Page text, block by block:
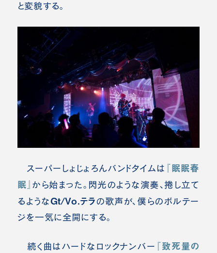
と変貌する。
スーパーしょじょろんバンドタイムは 『眠眠春
眠』 から始まった。閃光のような演奏、捲し立て
るようなGt/Vo.テラ の歌声が、僕らのボルテー
ジを一気に全開にする。
続く曲はハードなロックナンバー 『致死量の